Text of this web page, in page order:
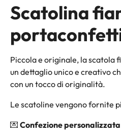
Scatolina
Piccola e originale, la scatola
un dettaglio unico e creativo
con un tocco di originalità.
Le scatoline vengono fornite
💌 Confezione personalizzata